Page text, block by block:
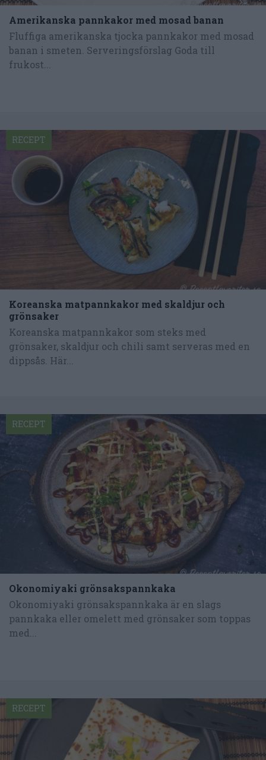
Amerikanska pannkakor med mosad banan
Fluffiga amerikanska tjocka pannkakor med mosad
banan i smeten. Serveringsförslag Goda till
frukost...
Koreanska matpannkakor med skaldjur och
grönsaker
Koreanska matpannkakor som steks med
grönsaker, skaldjur och chili samt serveras med en
dippsås. Här...
RECEPT
Okonomiyaki grönsakspannkaka
Okonomiyaki grönsakspannkaka är en slags
pannkaka eller omelett med grönsaker som toppas
med...
RECEPT
RECEPT